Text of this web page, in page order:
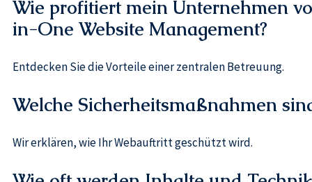
Wie profitiert mein Unternehmen
in-One Website Management?
Entdecken Sie die Vorteile einer zentralen Betreuung.
Welche Sicherheitsmaßnahmen
Wir erklären, wie Ihr Webauftritt geschützt wird.